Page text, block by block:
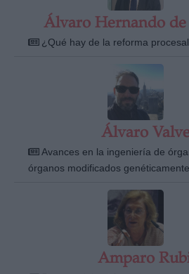
Álvaro Hernando
¿Qué hay de la reforma
Álvaro
Avances en la ingeniería de
órganos modificados genéticamente
Amparo